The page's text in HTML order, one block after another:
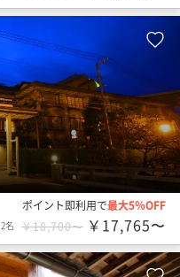
ポイント即利用で最大5％OFF
2名 ￥18,700〜 ￥17,765〜